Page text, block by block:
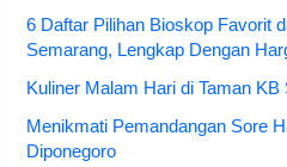
6 Daftar Pilihan Bioskop Favorit
Semarang, Lengkap Dengan
Kuliner Malam Hari di Taman KB
Menikmati Pemandangan Sore
Diponegoro